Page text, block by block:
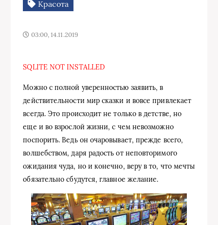
Красота
03:00, 14.11.2019
SQLITE NOT INSTALLED
Можно с полной уверенностью заявить, в
действительности мир сказки и вовсе привлекает
всегда. Это происходит не только в детстве, но
еще и во взрослой жизни, с чем невозможно
поспорить. Ведь он очаровывает, прежде всего,
волшебством, даря радость от неповторимого
ожидания чуда, но и конечно, веру в то, что мечты
обязательно сбудутся, главное желание.